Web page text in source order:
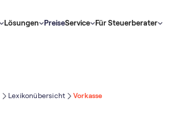
Lösungen PreiseService Für Steuerberater
Lexikonübersicht Vorkasse